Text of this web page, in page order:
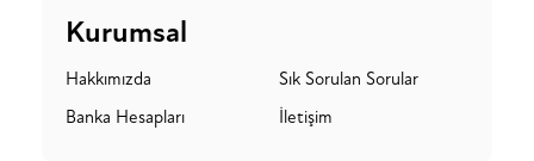
Kurumsal
Hakkımızda
Sık Sorulan Sorular
Banka Hesapları
İletişim